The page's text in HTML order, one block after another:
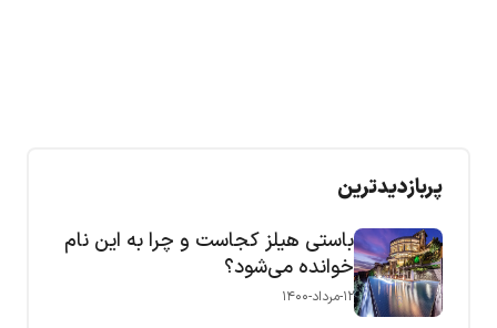
پربازدیدترین
باستی هیلز کجاست و چرا به این نام
خوانده می‌شود؟
۱۲-مرداد-۱۴۰۰